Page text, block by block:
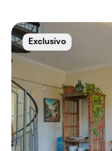
Exclusivo